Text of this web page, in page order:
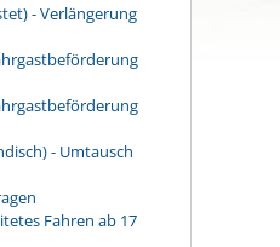
- Verlängerung
- Umtausch
Fahren ab 17